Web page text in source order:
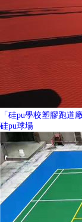
「硅pu學校塑膠跑道
硅pu球場